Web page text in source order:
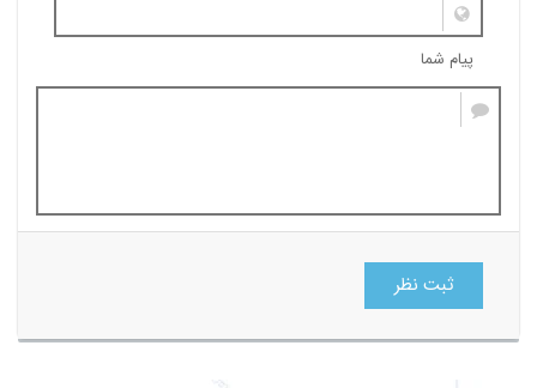
پیام شما
ثبت نظر